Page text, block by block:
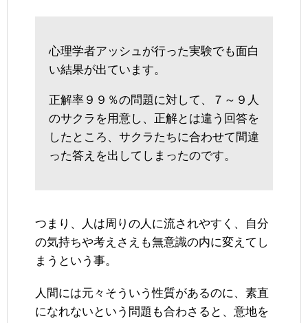
心理学者アッシュが行った実験でも面白
い結果が出ています。
正解率９９％の問題に対して、７～９人
のサクラを用意し、正解とは違う回答を
したところ、サクラたちに合わせて間違
った答えを出してしまったのです。
つまり、人は周りの人に流されやすく、自分
の気持ちや考えさえも無意識の内に変えてし
まうという事。
人間には元々そういう性質があるのに、素直
になれないという問題も合わさると、意地を